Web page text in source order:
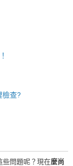
檢查?
些問題呢？現在麼尚